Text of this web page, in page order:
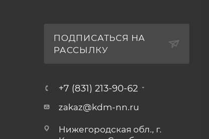
ПОДПИСАТЬСЯ НА
РАССЫЛКУ
+7 (831) 213-90-62
zakaz@kdm-nn.ru
Нижегородская обл., г.